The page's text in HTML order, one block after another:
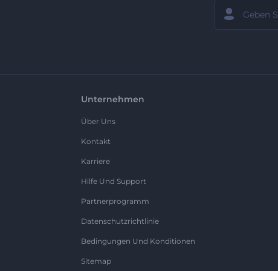
Unternehmen
Über Uns
Kontakt
Karriere
Hilfe Und Support
Partnerprogramm
Datenschutzrichtlinie
Bedingungen Und Konditionen
Sitemap